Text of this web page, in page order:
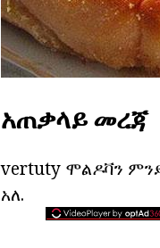
አጠቃላይ መረጃ
vertuty ሞልዶቫን
አለ.